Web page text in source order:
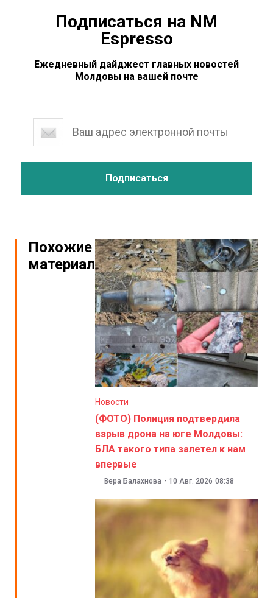
Подписаться на NM
Espresso
Ежедневный дайджест главных новостей
Молдовы на вашей почте
Похожие
материалы
Новости
(ФОТО) Полиция подтвердила
взрыв дрона на юге Молдовы:
БЛА такого типа залетел к нам
впервые
Вера Балахнова - 10 Авг. 2026 08:38